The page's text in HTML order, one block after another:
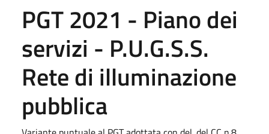
PGT 2021 - Piano dei
servizi - P.U.G.S.S.
Rete di illuminazione
pubblica